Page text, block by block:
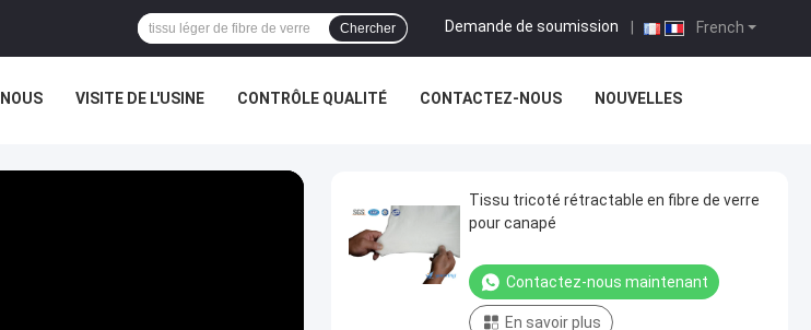
French
Demande de soumission
Chercher
VISITE DE L'USINE CONTRÔLE QUALITÉ CONTACTEZ-NOUS NOUVELLES
Tissu tricoté rétractable en fibre de verre
pour canapé
Contactez-nous maintenant
En savoir plus